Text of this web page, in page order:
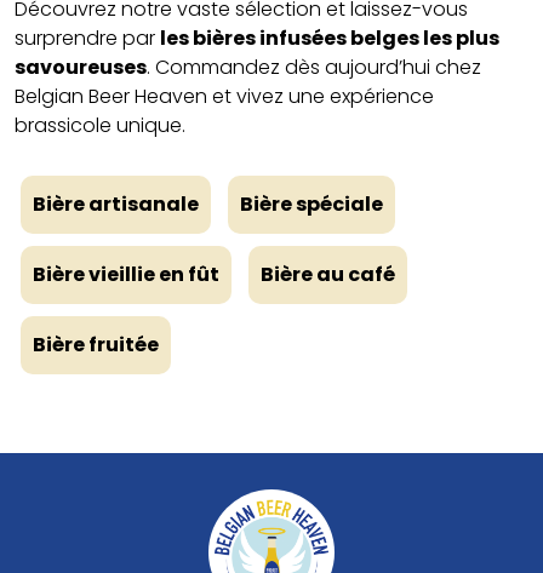
Découvrez notre vaste sélection et laissez-vous
surprendre par les bières infusées belges les plus
savoureuses. Commandez dès aujourd’hui chez
Belgian Beer Heaven et vivez une expérience
brassicole unique.
Bière artisanale Bière spéciale
Bière vieillie en fût Bière au café
Bière fruitée